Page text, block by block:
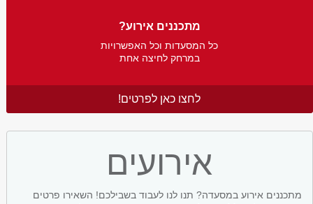
מתכננים אירוע?
כל המסעדות וכל האפשרויות
במרחק לחיצה אחת
לחצו כאן לפרטים!
אירועים
מתכננים אירוע במסעדה? תנו לנו לעבוד בשבילכם! השאירו פרטים